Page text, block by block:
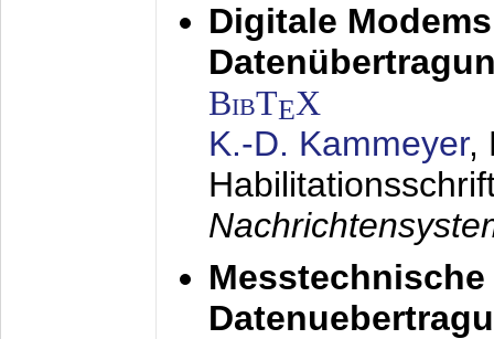
Digitale
BibTEX
K.-D. Kammeyer,